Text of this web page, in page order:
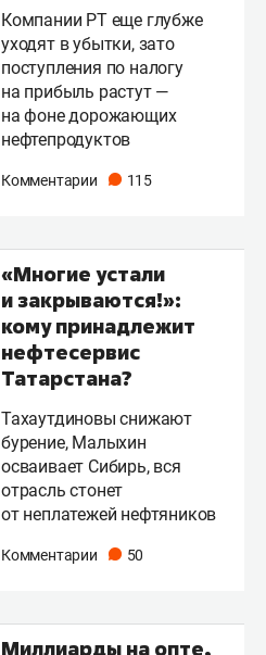
Компании РТ еще глубже
уходят в убытки, зато
поступления по налогу
на прибыль растут —
на фоне дорожающих
нефтепродуктов
Комментарии 115
«Многие устали
и закрываются!»:
кому принадлежит
нефтесервис
Татарстана?
Тахаутдиновы снижают
бурение, Малыхин
осваивает Сибирь, вся
отрасль стонет
от неплатежей нефтяников
Комментарии 50
Миллиарды на опте,